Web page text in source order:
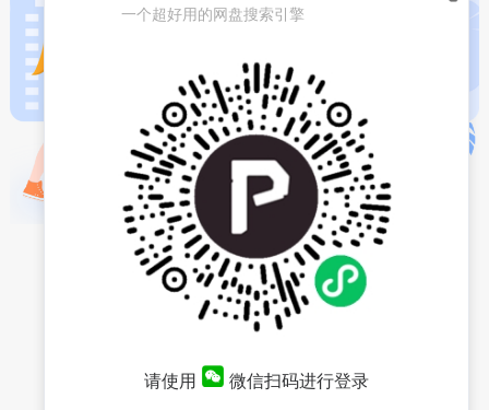
一个超好用的网盘搜索引擎
请使用 微信扫码进行登录